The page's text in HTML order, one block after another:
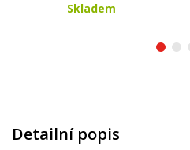
Skladem
Detailní popis